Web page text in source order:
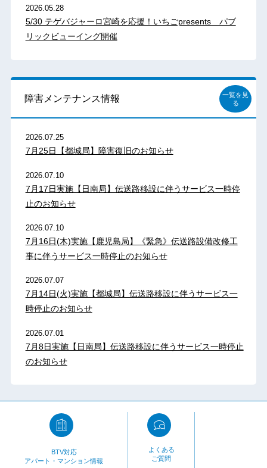
2026.05.28
5/30 テゲバジャーロ宮崎を応援！いちごpresents パブ
リックビューイング開催
障害メンテナンス情報
一覧を見
る
2026.07.25
7月25日【都城局】障害復旧のお知らせ
2026.07.10
7月17日実施【日南局】伝送路移設に伴うサービス一時停
止のお知らせ
2026.07.10
7月16日(木)実施【鹿児島局】《緊急》伝送路設備改修工
事に伴うサービス一時停止のお知らせ
2026.07.07
7月14日(火)実施【都城局】伝送路移設に伴うサービス一
時停止のお知らせ
2026.07.01
7月8日実施【日南局】伝送路移設に伴うサービス一時停止
のお知らせ
BTV対応
アパート・マンション情報
よくある
ご質問